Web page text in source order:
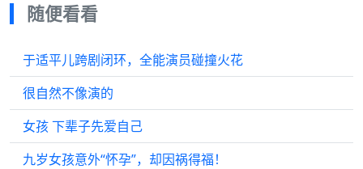
随便看看
于适平儿跨剧闭环，全能演员碰撞火花
很自然不像演的
女孩 下辈子先爱自己
九岁女孩意外“怀孕”，却因祸得福！